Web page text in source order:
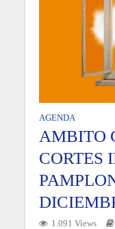
AGENDA
AMBITO
CORTES
1.091 Views